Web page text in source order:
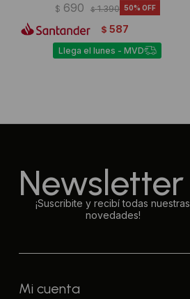
$ 690 $ 1.390 50
$ 587
Llega el lunes - MVD
Newsletter
¡Suscribite y recibí todas nuestras
novedades!
Mi cuenta